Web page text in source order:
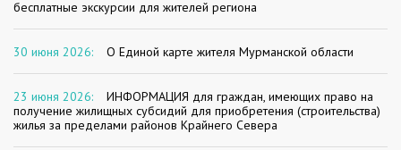
бесплатные экскурсии для жителей региона
30 июня 2026: О Единой карте жителя Мурманской области
23 июня 2026:
ИНФОРМАЦИЯ для граждан, имеющих право на
получение жилищных субсидий для приобретения (строительства)
жилья за пределами районов Крайнего Севера